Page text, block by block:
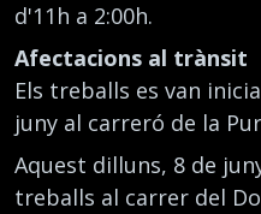
d'11h a 2:00h.
Afectacions al trànsit
Els treballs es van
juny al carreró de la
Aquest dilluns, 8 de
treballs al carrer del